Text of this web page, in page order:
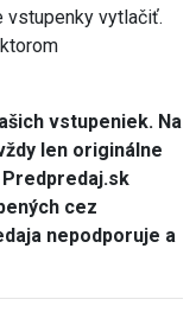
vstupenky vytlačiť.
vstupeniek. Na
len originálne
cez
nepodporuje a